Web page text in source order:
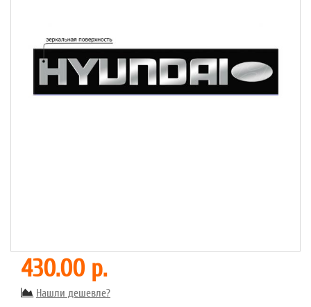
430.00 р.
Нашли дешевле?